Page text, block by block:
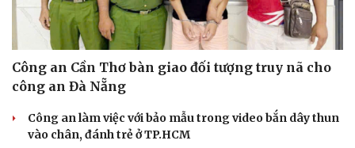
Công an Cần Thơ bàn giao đối tượng truy nã cho
công an Đà Nẵng
Công an làm việc với bảo mẫu trong video bắn dây thun
vào chân, đánh trẻ ở TP.HCM